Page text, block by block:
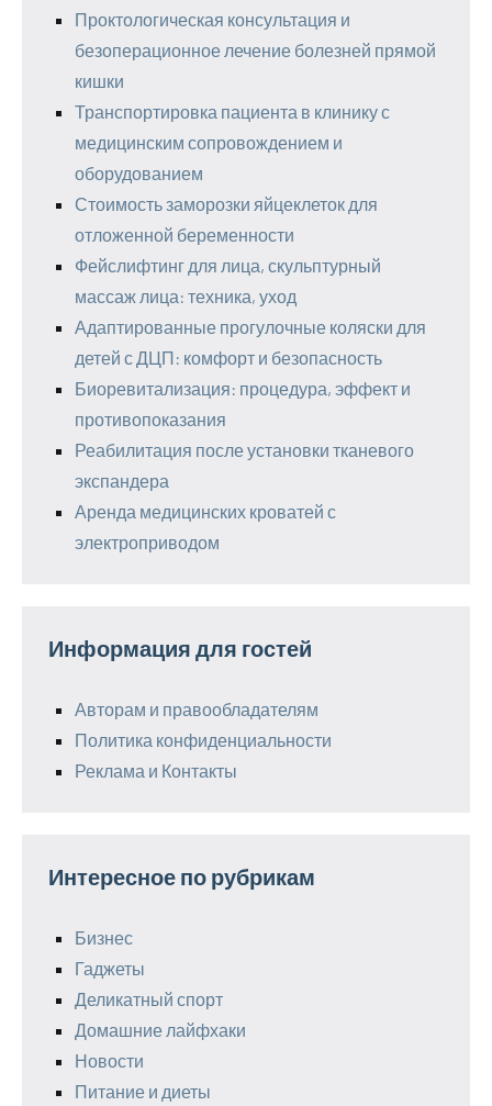
Проктологическая консультация и
безоперационное лечение болезней прямой
кишки
Транспортировка пациента в клинику с
медицинским сопровождением и
оборудованием
Стоимость заморозки яйцеклеток для
отложенной беременности
Фейслифтинг для лица, скульптурный
массаж лица: техника, уход
Адаптированные прогулочные коляски для
детей с ДЦП: комфорт и безопасность
Биоревитализация: процедура, эффект и
противопоказания
Реабилитация после установки тканевого
экспандера
Аренда медицинских кроватей с
электроприводом
Информация для гостей
Авторам и правообладателям
Политика конфиденциальности
Реклама и Контакты
Интересное по рубрикам
Бизнес
Гаджеты
Деликатный спорт
Домашние лайфхаки
Новости
Питание и диеты